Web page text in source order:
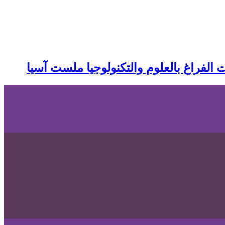
الفراغ بالعلوم والتكنولوجيا ملست آسيا